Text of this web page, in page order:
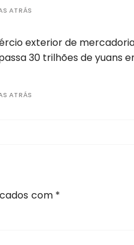
ATRÁS
exterior de
30 trilhões de yuans
ATRÁS
com *